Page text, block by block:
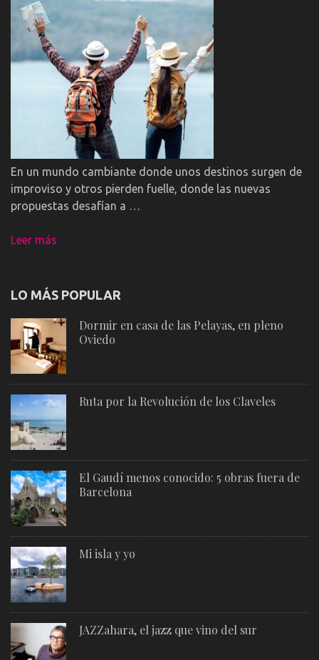
En un mundo cambiante donde unos destinos surgen de
improviso y otros pierden fuelle, donde las nuevas
propuestas desafían a …
Leer más
LO MÁS POPULAR
Dormir en casa de las Pelayas, en pleno
Oviedo
Ruta por la Revolución de los Claveles
El Gaudí menos conocido: 5 obras fuera de
Barcelona
Mi isla y yo
JAZZahara, el jazz que vino del sur